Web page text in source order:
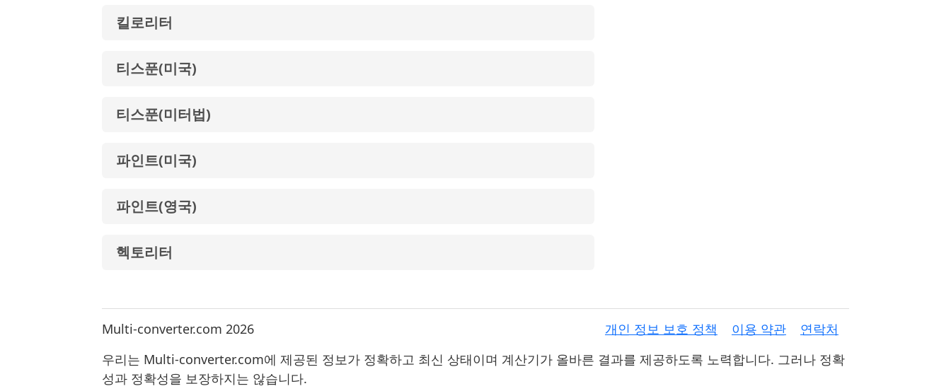
킬로리터
티스푼(미국)
티스푼(미터법)
파인트(미국)
파인트(영국)
헥토리터
Multi-converter.com 2026 개인 정보 보호 정책 이용 약관
연락처
우리는 Multi-converter.com에 제공된 정보가 정확하고 최신 상태이며 계산기가 올바른 결과를 제공하도록 노력합니다. 그러나 정확
성과 정확성을 보장하지는 않습니다.